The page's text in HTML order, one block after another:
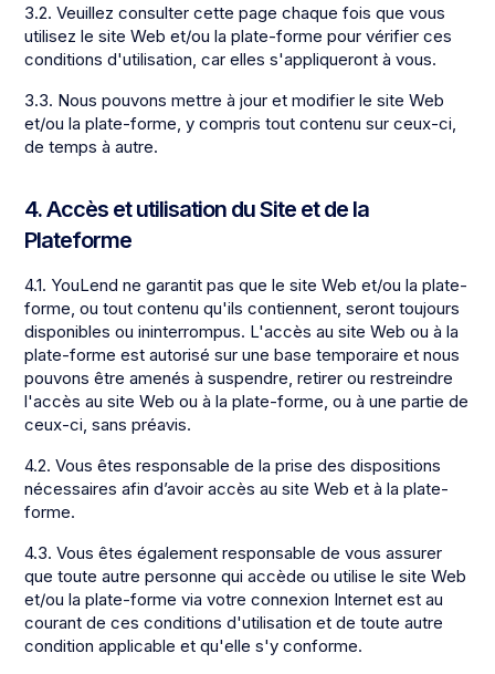
3.2. Veuillez consulter cette page chaque fois que vous
utilisez le site Web et/ou la plate-forme pour vérifier ces
conditions d'utilisation, car elles s'appliqueront à vous.
3.3. Nous pouvons mettre à jour et modifier le site Web
et/ou la plate-forme, y compris tout contenu sur ceux-ci,
de temps à autre.
4. Accès et utilisation du Site et de la
Plateforme
4.1. YouLend ne garantit pas que le site Web et/ou la plate-
forme, ou tout contenu qu'ils contiennent, seront toujours
disponibles ou ininterrompus. L'accès au site Web ou à la
plate-forme est autorisé sur une base temporaire et nous
pouvons être amenés à suspendre, retirer ou restreindre
l'accès au site Web ou à la plate-forme, ou à une partie de
ceux-ci, sans préavis.
4.2. Vous êtes responsable de la prise des dispositions
nécessaires afin d’avoir accès au site Web et à la plate-
forme.
4.3. Vous êtes également responsable de vous assurer
que toute autre personne qui accède ou utilise le site Web
et/ou la plate-forme via votre connexion Internet est au
courant de ces conditions d'utilisation et de toute autre
condition applicable et qu'elle s'y conforme.